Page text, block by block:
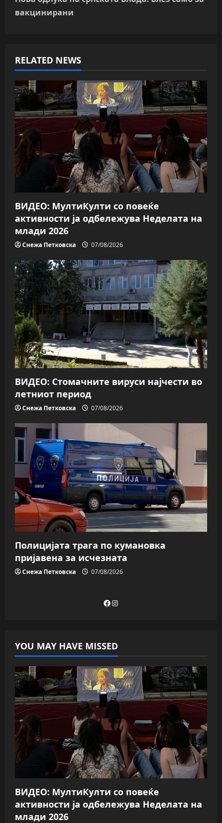
t
v
i
g
a
t
i
o
n
вакцинирани
RELATED NEWS
ВИДЕО: МултиКулти со повеќе
активности ја одбележува Неделата на
млади 2026
Снежа Петковска 07/08/2026
ВИДЕО: Стомачните вируси најчести во
летниот период
Снежа Петковска 07/08/2026
Полицијата трага пo кумановка
пријавена за исчезната
Снежа Петковска 07/08/2026
Facebook
Instagram
YOU MAY HAVE MISSED
ВИДЕО: МултиКулти со повеќе
активности ја одбележува Неделата на
млади 2026